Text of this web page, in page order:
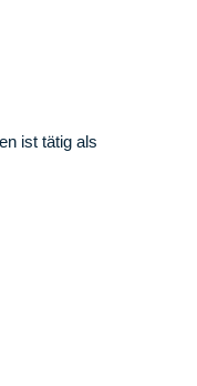
ist tätig als